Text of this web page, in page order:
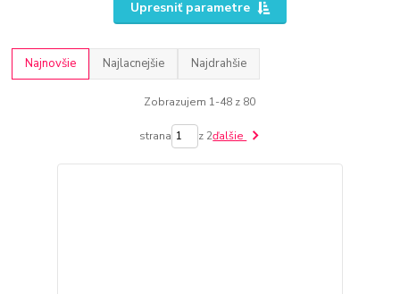
Upresniť parametre
Najnovšie Najlacnejšie Najdrahšie
Zobrazujem 1-48 z 80
strana z 2ďalšie